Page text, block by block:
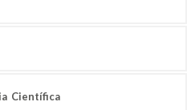
Científica